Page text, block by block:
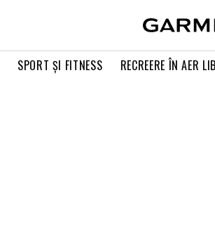
SPORT ŞI FITNESS RECREERE ÎN AER